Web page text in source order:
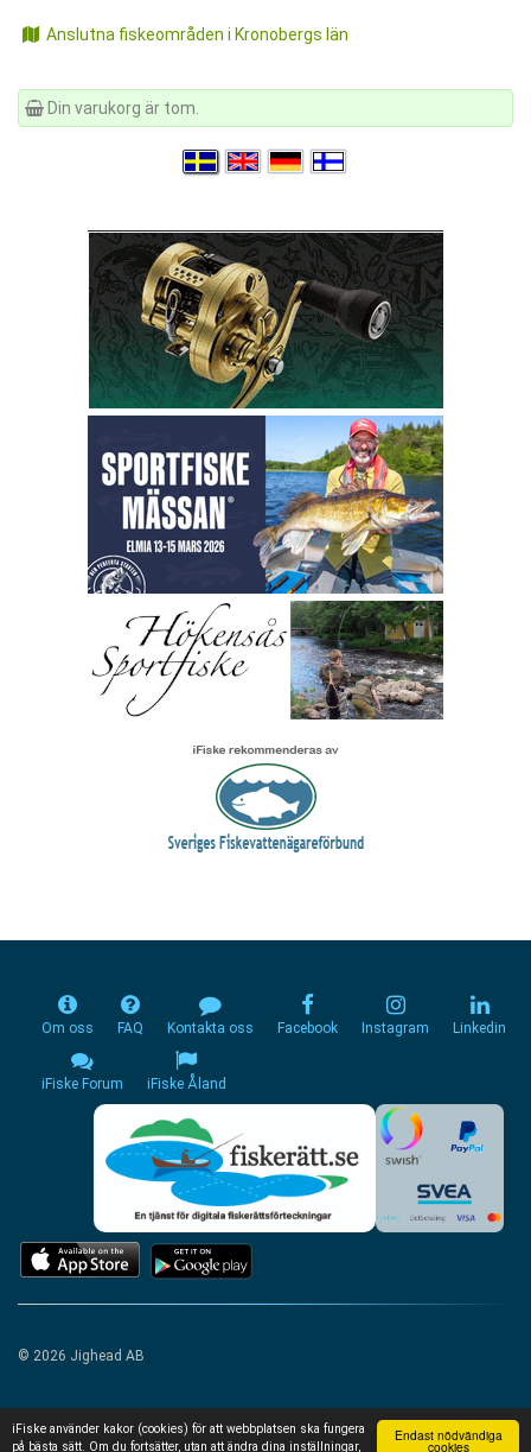
Endast nödvändiga
cookies
iFiske använder kakor (cookies) för att webbplatsen ska fungera
på bästa sätt. Om du fortsätter, utan att ändra dina inställningar,
Anslutna fiskeområden i Kronobergs län
Din varukorg är tom.
Om oss FAQ Kontakta oss Facebook Instagram Linkedin
iFiske Forum iFiske Åland
© 2026 Jighead AB